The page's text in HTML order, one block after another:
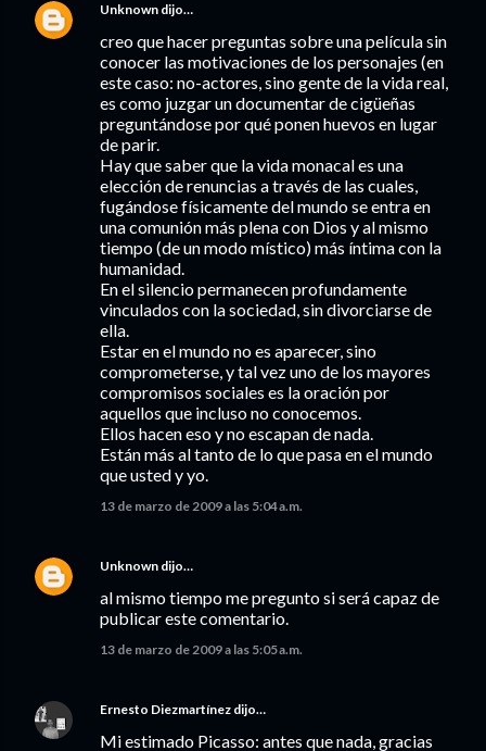
Unknown dijo…
creo que hacer preguntas sobre una película sin
conocer las motivaciones de los personajes (en
este caso: no-actores, sino gente de la vida real,
es como juzgar un documentar de cigüeñas
preguntándose por qué ponen huevos en lugar
de parir.
Hay que saber que la vida monacal es una
elección de renuncias a través de las cuales,
fugándose físicamente del mundo se entra en
una comunión más plena con Dios y al mismo
tiempo (de un modo místico) más íntima con la
humanidad.
En el silencio permanecen profundamente
vinculados con la sociedad, sin divorciarse de
ella.
Estar en el mundo no es aparecer, sino
comprometerse, y tal vez uno de los mayores
compromisos sociales es la oración por
aquellos que incluso no conocemos.
Ellos hacen eso y no escapan de nada.
Están más al tanto de lo que pasa en el mundo
que usted y yo.
13 de marzo de 2009 a las 5:04 a.m.
Unknown dijo…
al mismo tiempo me pregunto si será capaz de
publicar este comentario.
13 de marzo de 2009 a las 5:05 a.m.
Ernesto Diezmartínez dijo…
Mi estimado Picasso: antes que nada, gracias